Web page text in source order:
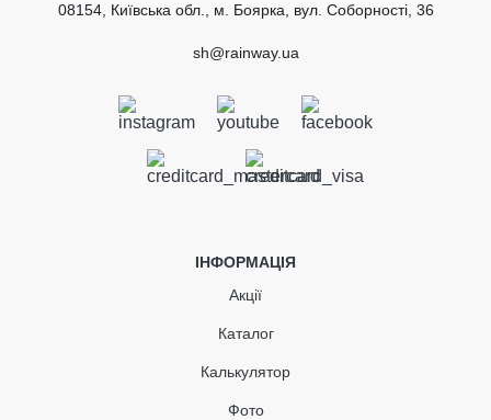
ВІДПРАВИТИ
Вентиляційний вихід для
металочерепиці утеплений,
08154, Київська обл., м. Боярка, вул. Соборності, 36
sh@rainway.ua
ІНФОРМАЦІЯ
Акції
Каталог
Калькулятор
Фото